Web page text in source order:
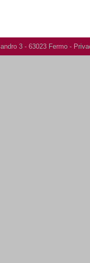
3 - 63023 Fermo -